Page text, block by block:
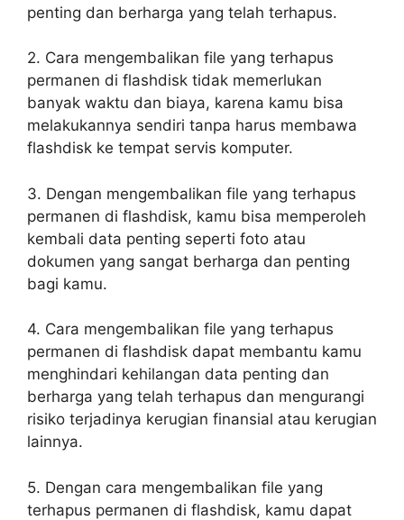
penting dan berharga yang telah terhapus.
2. Cara mengembalikan file yang terhapus
permanen di flashdisk tidak memerlukan
banyak waktu dan biaya, karena kamu bisa
melakukannya sendiri tanpa harus membawa
flashdisk ke tempat servis komputer.
3. Dengan mengembalikan file yang terhapus
permanen di flashdisk, kamu bisa memperoleh
kembali data penting seperti foto atau
dokumen yang sangat berharga dan penting
bagi kamu.
4. Cara mengembalikan file yang terhapus
permanen di flashdisk dapat membantu kamu
menghindari kehilangan data penting dan
berharga yang telah terhapus dan mengurangi
risiko terjadinya kerugian finansial atau kerugian
lainnya.
5. Dengan cara mengembalikan file yang
terhapus permanen di flashdisk, kamu dapat